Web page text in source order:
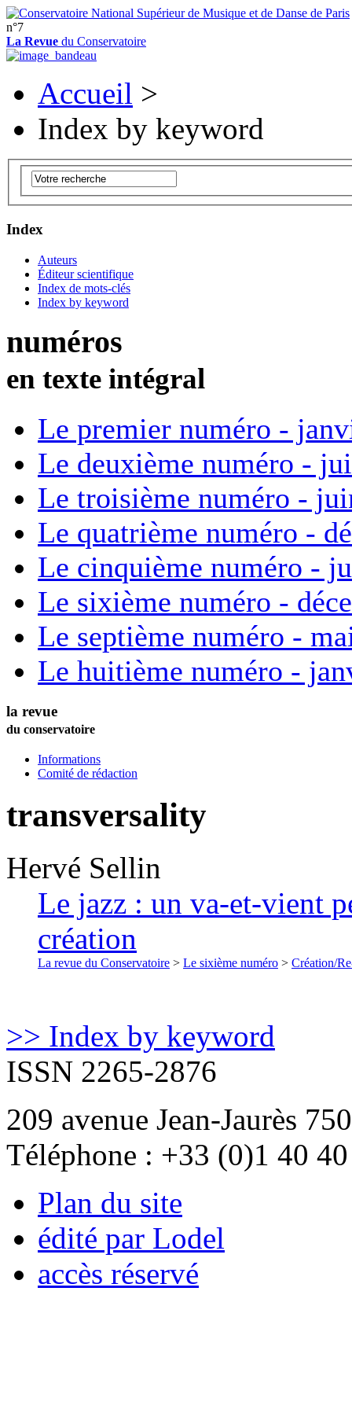
n°7
La Revue du Conservatoire
Accueil >
Index by keyword
Index
Auteurs
Éditeur scientifique
Index de mots-clés
Index by keyword
numéros
en texte intégral
Le premier numéro -
Le deuxième numéro -
Le troisième numéro -
Le quatrième numéro -
Le cinquième numéro -
Le sixième numéro -
Le septième numéro -
Le huitième numéro -
la revue
du conservatoire
Informations
Comité de rédaction
transversality
Hervé Sellin
Le jazz : un va-et-vient
création
La revue du Conservatoire > Le sixième numéro > Création/
>> Index by keyword
ISSN 2265-2876
209 avenue Jean-Jaurès
Téléphone : +33 (0)1 40
Plan du site
édité par Lodel
accès réservé